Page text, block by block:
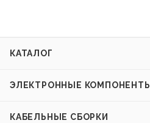
КАТАЛОГ
ЭЛЕКТРОННЫЕ КОМПОНЕНТЫ
КАБЕЛЬНЫЕ СБОРКИ